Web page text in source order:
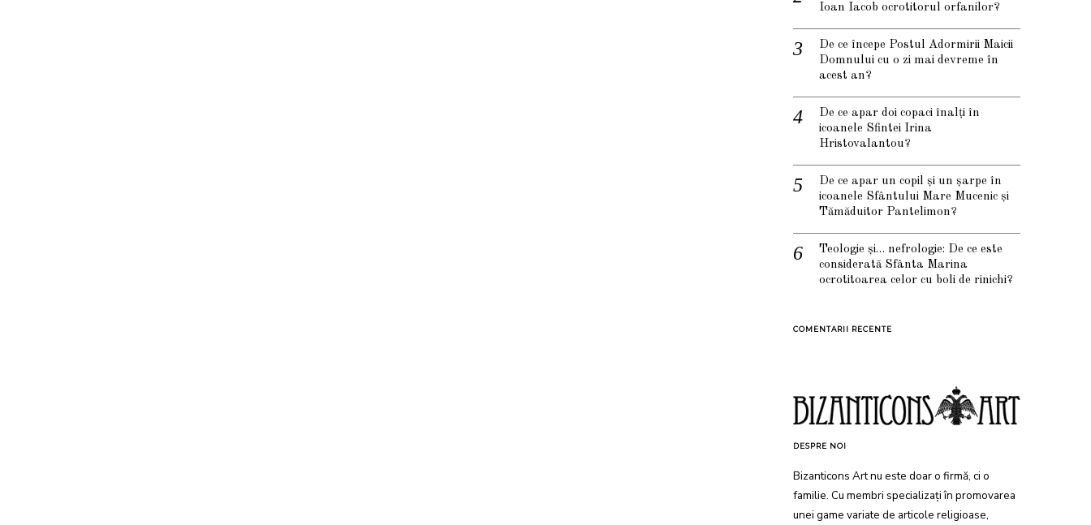
Ioan Iacob ocrotitorul orfanilor?
De ce începe Postul Adormirii Maicii
Domnului cu o zi mai devreme în
acest an?
De ce apar doi copaci înalți în
icoanele Sfintei Irina
Hristovalantou?
De ce apar un copil și un șarpe în
icoanele Sfântului Mare Mucenic și
Tămăduitor Pantelimon?
Teologie și… nefrologie: De ce este
considerată Sfânta Marina
ocrotitoarea celor cu boli de rinichi?
COMENTARII RECENTE
DESPRE NOI
Bizanticons Art nu este doar o firmă, ci o
familie. Cu membri specializați în promovarea
unei game variate de articole religioase,